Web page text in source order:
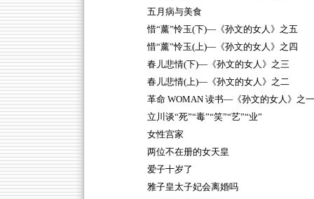
五月病与美食
惜“薰”怜玉(下)—《孙文的女人》之五
惜“薰”怜玉(上)—《孙文的女人》之四
春儿悲情(下)—《孙文的女人》之三
春儿悲情(上)—《孙文的女人》之二
革命 WOMAN 读书—《孙文的女人》之一
立川谈“死”“毒”“笑”“艺”“业”
女性宫家
两位不在册的女天皇
爱子十岁了
雅子皇太子妃会离婚吗